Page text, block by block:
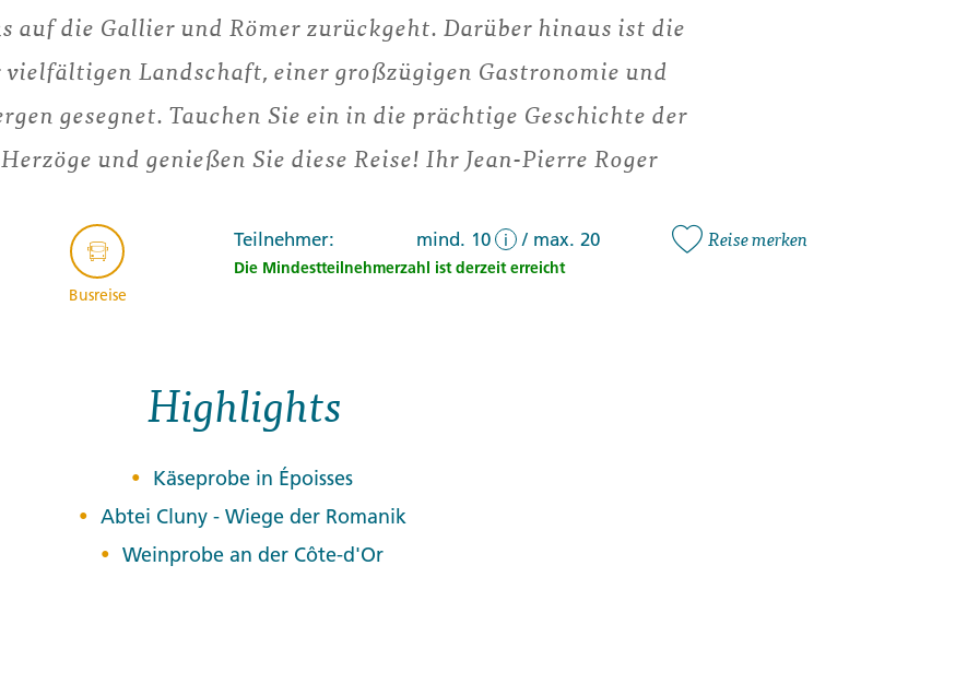
auf die Gallier und Römer zurückgeht. Darüber hinaus ist die
Landschaft, einer großzügigen Gastronomie und
gesegnet. Tauchen Sie ein in die prächtige Geschichte der
und genießen Sie diese Reise! Ihr Jean-Pierre Roger
Busreise
Teilnehmer: mind. 10 i / max. 20
Die Mindestteilnehmerzahl ist derzeit erreicht
Reise merken
Highlights
Käseprobe in Époisses
Abtei Cluny - Wiege der Romanik
Weinprobe an der Côte-d'Or